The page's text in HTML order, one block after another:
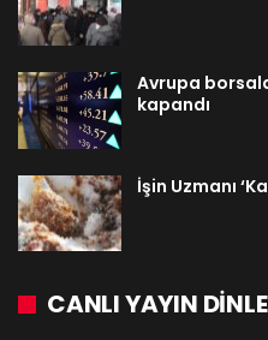
Avrupa
kapandı
İşin Uzmanı
CANLI YAYIN DINLE